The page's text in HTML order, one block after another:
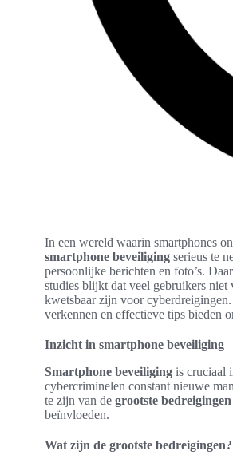
In een wereld waarin smartphones
smartphone beveiliging serieus te
persoonlijke berichten en foto’s.
studies blijkt dat veel gebruikers niet
kwetsbaar zijn voor
verkennen en effectieve tips bieden
Inzicht in smartphone beveiliging
Smartphone beveiliging is cruciaal
cybercriminelen constant nieuwe
te zijn van de grootste
beïnvloeden.
Wat zijn de grootste bedreigingen?